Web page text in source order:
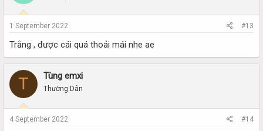
1 September 2022 #13
Trắng , được cái quá thoải mái nhe ae
T Tùng emxi
Thường Dân
4 September 2022 #14